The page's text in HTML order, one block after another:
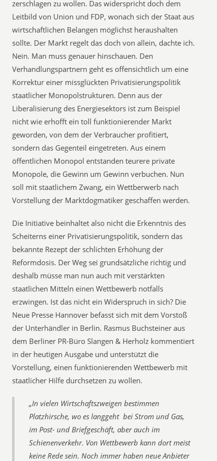
zerschlagen zu wollen. Das widerspricht doch dem
Leitbild von Union und FDP, wonach sich der Staat aus
wirtschaftlichen Belangen möglichst heraushalten
sollte. Der Markt regelt das doch von allein, dachte ich.
Nein. Man muss genauer hinschauen. Den
Verhandlungspartnern geht es offensichtlich um eine
Korrektur einer missglückten Privatisierungspolitik
staatlicher Monopolstrukturen. Denn aus der
Liberalisierung des Energiesektors ist zum Beispiel
nicht wie erhofft ein toll funktionierender Markt
geworden, von dem der Verbraucher profitiert,
sondern das Gegenteil eingetreten. Aus einem
öffentlichen Monopol entstanden teurere private
Monopole, die Gewinn um Gewinn verbuchen. Nun
soll mit staatlichem Zwang, ein Wettberwerb nach
Vorstellung der Marktdogmatiker geschaffen werden.
Die Initiative beinhaltet also nicht die Erkenntnis des
Scheiterns einer Privatisierungspolitik, sondern das
bekannte Rezept der schlichten Erhöhung der
Reformdosis. Der Weg sei grundsätzliche richtig und
deshalb müsse man nun auch mit verstärkten
staatlichen Mitteln einen Wettbewerb notfalls
erzwingen. Ist das nicht ein Widerspruch in sich? Die
Neue Presse Hannover befasst sich mit dem Vorstoß
der Unterhändler in Berlin. Rasmus Buchsteiner aus
dem Berliner PR-Büro Slangen & Herholz kommentiert
in der heutigen Ausgabe und unterstützt die
Vorstellung, einen funktionierenden Wettbewerb mit
staatlicher Hilfe durchsetzen zu wollen.
„In vielen Wirtschaftszweigen bestimmen
Platzhirsche, wo es langgeht  bei Strom und Gas,
im Post- und Briefgeschäft, aber auch im
Schienenverkehr. Von Wettbewerb kann dort meist
keine Rede sein. Noch immer haben neue Anbieter